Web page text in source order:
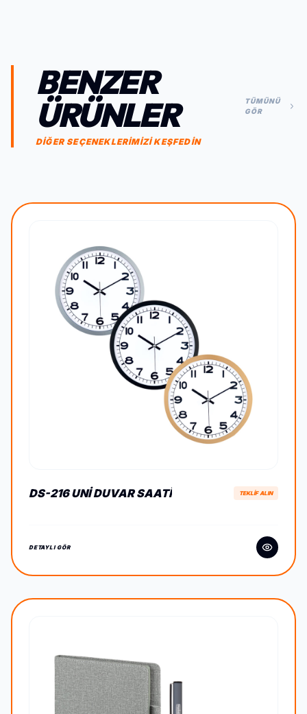
BENZER
ÜRÜNLER
DİĞER SEÇENEKLERİMİZİ KEŞFEDİN
TÜMÜNÜ
GÖR
DS-216 UNI DUVAR SAATI TEKLİF ALIN
DETAYLI GÖR